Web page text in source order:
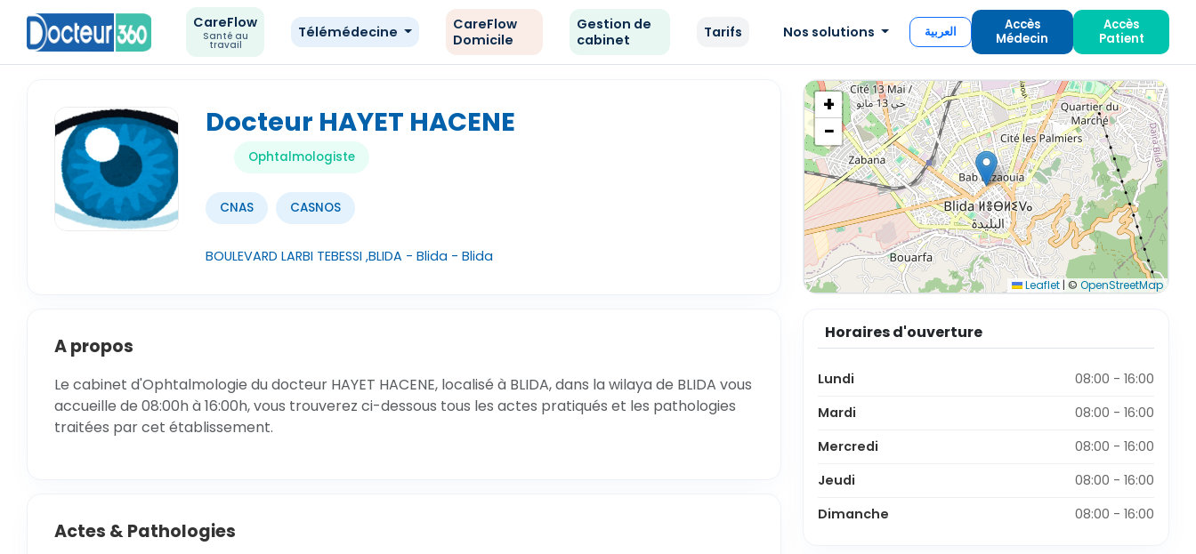
CareFlow
Santé au
travail
Télémédecine
CareFlow
Domicile
Gestion de
cabinet
Tarifs Nos solutions العربية
Accès
Médecin
Accès
Patient
Docteur HAYET HACENE
Ophtalmologiste
CNAS CASNOS
BOULEVARD LARBI TEBESSI ,BLIDA - Blida - Blida
+
−
Leaflet | © OpenStreetMap
A propos
Le cabinet d'Ophtalmologie du docteur HAYET HACENE, localisé à BLIDA, dans la wilaya de BLIDA vous
accueille de 08:00h à 16:00h, vous trouverez ci-dessous tous les actes pratiqués et les pathologies
traitées par cet établissement.
Actes & Pathologies
Horaires d'ouverture
Lundi
08:00 - 16:00
Mardi
08:00 - 16:00
Mercredi
08:00 - 16:00
Jeudi
08:00 - 16:00
Dimanche
08:00 - 16:00